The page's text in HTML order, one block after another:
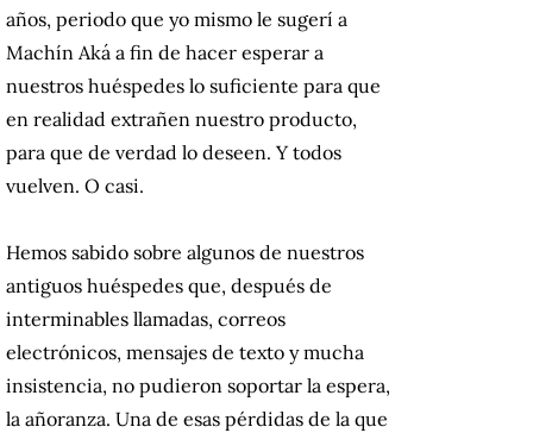
años, periodo que yo mismo le sugerí a
Machín Aká a fin de hacer esperar a
nuestros huéspedes lo suficiente para que
en realidad extrañen nuestro producto,
para que de verdad lo deseen. Y todos
vuelven. O casi.
Hemos sabido sobre algunos de nuestros
antiguos huéspedes que, después de
interminables llamadas, correos
electrónicos, mensajes de texto y mucha
insistencia, no pudieron soportar la espera,
la añoranza. Una de esas pérdidas de la que